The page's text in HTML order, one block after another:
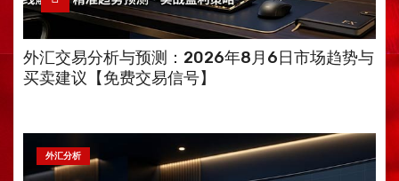
外汇交易分析与预测：2026年8月6日市场趋势与
买卖建议【免费交易信号】
外汇分析